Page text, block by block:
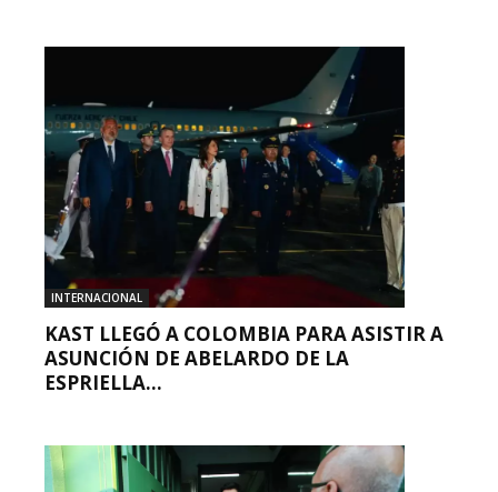
INTERNACIONAL
KAST LLEGÓ A COLOMBIA PARA ASISTIR A
ASUNCIÓN DE ABELARDO DE LA
ESPRIELLA...